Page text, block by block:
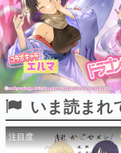
アプリセール情報
インタビュー
連載・特
殿堂入
SNS拡散数
ど。多くの
事をまとめ
いま読まれ
注目度